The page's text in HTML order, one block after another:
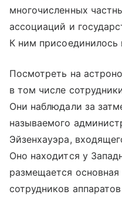
многочисленных
ассоциаций и
К ним присоединилось
Посмотреть на
в том числе
Они наблюдали за
называемого
Эйзенхауэра,
Оно находится у
размещается
сотрудников